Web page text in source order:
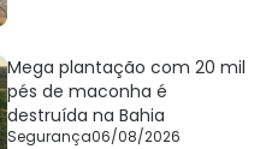
Mega plantação com 20 mil
pés de maconha é
destruída na Bahia
Segurança06/08/2026